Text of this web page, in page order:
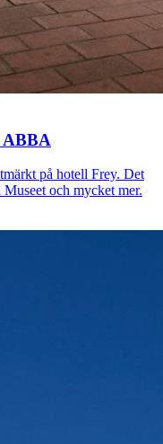
ABBA
på hotell Frey. Det
och mycket mer.